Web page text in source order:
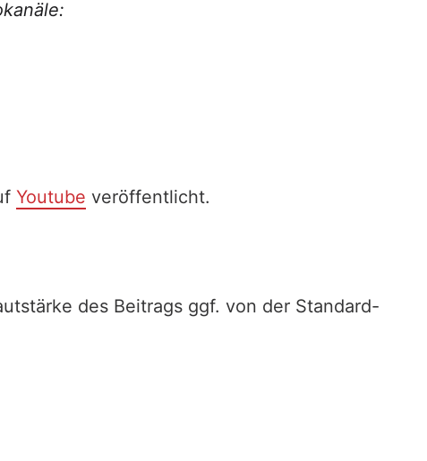
Youtube veröffentlicht.
des Beitrags ggf. von der Standard-